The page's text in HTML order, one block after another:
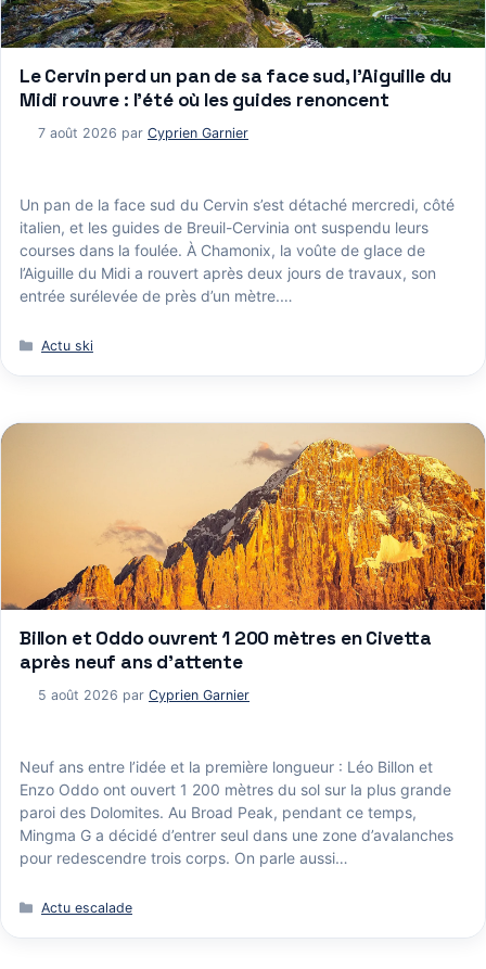
Le Cervin perd un pan de sa face sud, l’Aiguille du
Midi rouvre : l’été où les guides renoncent
7 août 2026 par Cyprien Garnier
Un pan de la face sud du Cervin s’est détaché mercredi, côté
italien, et les guides de Breuil-Cervinia ont suspendu leurs
courses dans la foulée. À Chamonix, la voûte de glace de
l’Aiguille du Midi a rouvert après deux jours de travaux, son
entrée surélevée de près d’un mètre.…
Catégories
Actu ski
Billon et Oddo ouvrent 1 200 mètres en Civetta
après neuf ans d’attente
5 août 2026 par Cyprien Garnier
Neuf ans entre l’idée et la première longueur : Léo Billon et
Enzo Oddo ont ouvert 1 200 mètres du sol sur la plus grande
paroi des Dolomites. Au Broad Peak, pendant ce temps,
Mingma G a décidé d’entrer seul dans une zone d’avalanches
pour redescendre trois corps. On parle aussi…
Catégories
Actu escalade